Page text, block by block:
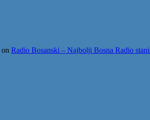
on Radio Bosanski – Najbolji Bosna Radio